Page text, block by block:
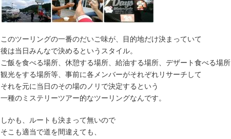
このツーリングの一番のだいご味が、目的地だけ決まっていて
後は当日みんなで決めるというスタイル。
ご飯を食べる場所、休憩する場所、給油する場所、デザート食べる場所
観光をする場所等、事前に各メンバーがそれぞれリサーチして
それを元に当日のその場のノリで決定するという
一種のミステリーツアー的なツーリングなんです。
しかも、ルートも決まって無いので
そこも適当で道を間違えても、